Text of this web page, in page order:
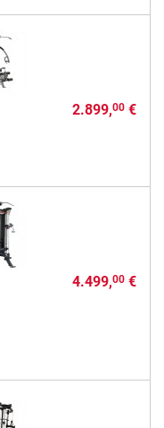
2.899,00€
4.499,00€